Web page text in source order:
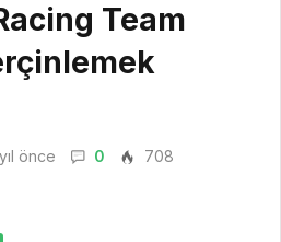
Team
önce 0
708